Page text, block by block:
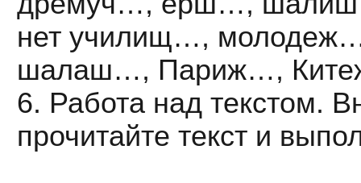
нет училищ…,
шалаш…, Париж…,
6. Работа над текстом.
прочитайте текст и